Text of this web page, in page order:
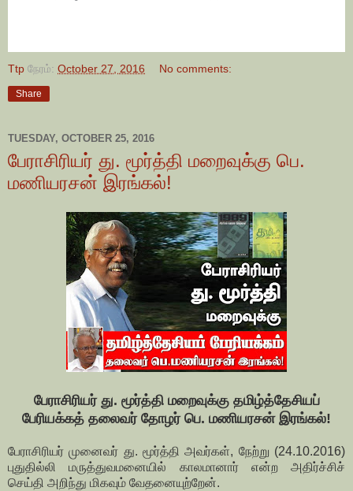
Ttp நேரம்: October 27, 2016 No comments:
Share
TUESDAY, OCTOBER 25, 2016
பேராசிரியர் து. மூர்த்தி மறைவுக்கு பெ.
மணியரசன் இரங்கல்!
பேராசிரியர் து. மூர்த்தி மறைவுக்கு தமிழ்த்தேசியப்
பேரியக்கத் தலைவர் தோழர் பெ. மணியரசன் இரங்கல்!
பேராசிரியர் முனைவர் து. மூர்த்தி அவர்கள், நேற்று (24.10.2016)
புதுதில்லி மருத்துவமனையில் காலமானார் என்ற அதிர்ச்சிச்
செய்தி அறிந்து மிகவும் வேதனையுற்றேன்.